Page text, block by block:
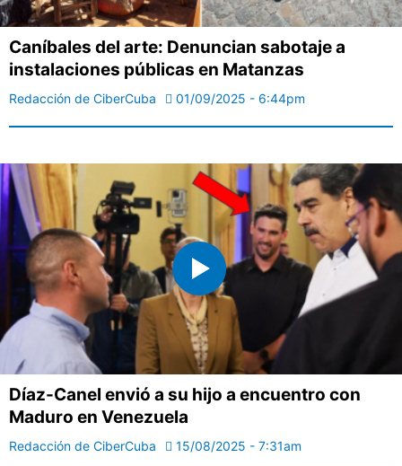
Caníbales del arte: Denuncian sabotaje a
instalaciones públicas en Matanzas
Redacción de CiberCuba 01/09/2025 - 6:44pm
Díaz-Canel envió a su hijo a encuentro con
Maduro en Venezuela
Redacción de CiberCuba 15/08/2025 - 7:31am